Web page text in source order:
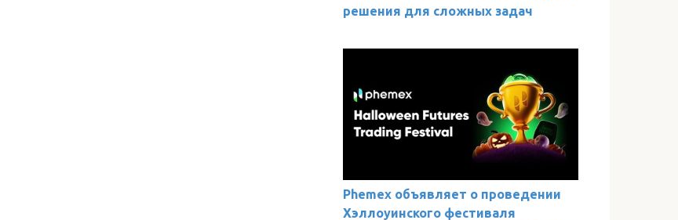
решения для сложных задач
Phemex объявляет о проведении
Хэллоуинского фестиваля